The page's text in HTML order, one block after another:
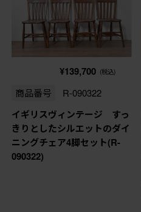
¥139,700 (税込)
商品番号 R-090322
イギリスヴィンテージ すっ
きりとしたシルエットのダイ
ニングチェア4脚セット(R-
090322)